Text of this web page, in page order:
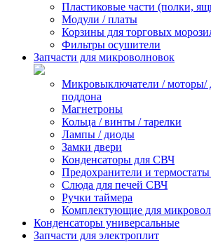
Пластиковые части (полки,
Модули / платы
Корзины для торговых
Фильтры осушители
Запчасти для микроволновок
Микровыключатели / моторы/
поддона
Магнетроны
Кольца / винты / тарелки
Лампы / диоды
Замки двери
Конденсаторы для СВЧ
Предохранители и
Слюда для печей СВЧ
Ручки таймера
Комплектующие для
Конденсаторы универсальные
Запчасти для электроплит